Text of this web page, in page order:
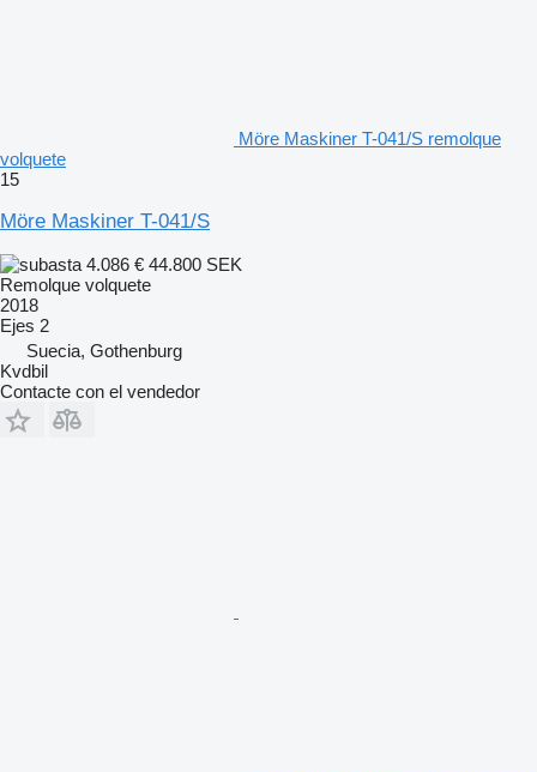
Möre Maskiner T-041/S remolque
volquete
15
Möre Maskiner T-041/S
4.086 € 44.800 SEK
Remolque volquete
2018
Ejes 2
Suecia, Gothenburg
Kvdbil
Contacte con el vendedor